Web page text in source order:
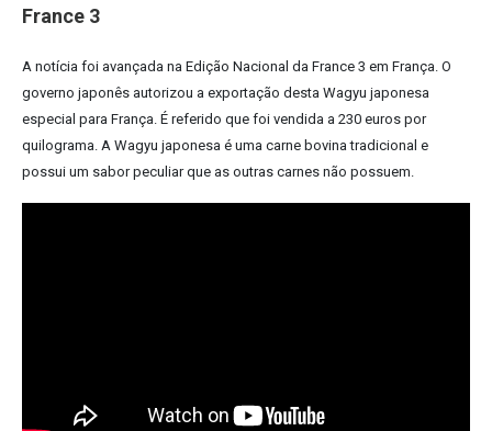
France 3
A notícia foi avançada na Edição Nacional da France 3 em França. O
governo japonês autorizou a exportação desta Wagyu japonesa
especial para França. É referido que foi vendida a 230 euros por
quilograma. A Wagyu japonesa é uma carne bovina tradicional e
possui um sabor peculiar que as outras carnes não possuem.